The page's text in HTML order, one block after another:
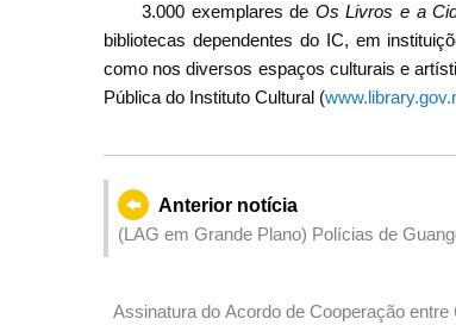
3.000 exemplares de Os Livros e a
bibliotecas dependentes do IC, em
como nos diversos espaços culturais e
Pública do Instituto Cultural (
Anterior notícia
(LAG em Grande Plano) Polícias de
Assinatura do Acordo de Cooperação